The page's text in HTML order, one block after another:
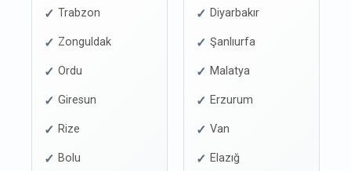
Trabzon
Zonguldak
Ordu
Giresun
Rize
Bolu
Diyarbakır
Şanlıurfa
Malatya
Erzurum
Van
Elazığ